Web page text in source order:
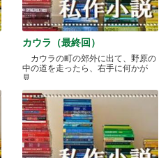
カウラ（最終回）
カウラの町の郊外に出て、野原の
中の道を走ったら、右手に何かが
見.....